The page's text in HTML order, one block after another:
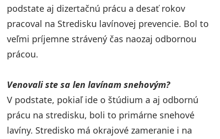
podstate aj dizertačnú prácu a desať rokov
pracoval na Stredisku lavínovej prevencie. Bol to
veľmi príjemne strávený čas naozaj odbornou
prácou.
Venovali ste sa len lavínam snehovým?
V podstate, pokiaľ ide o štúdium a aj odbornú
prácu na stredisku, boli to primárne snehové
lavíny. Stredisko má okrajové zameranie i na